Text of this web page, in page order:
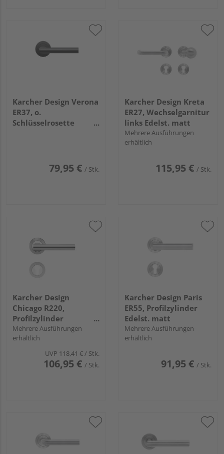
Karcher Design Verona
ER37, o.
Schlüsselrosette
79,95 € / Stk.
Karcher Design Kreta
ER27, Wechselgarnitur
links Edelst. matt
Mehrere Ausführungen
erhältlich
115,95 € / Stk.
Karcher Design
Chicago R220,
Profilzylinder
Chrom/Chrommatt
Mehrere Ausführungen
erhältlich
UVP 118,41 €/ Stk.
106,95 € / Stk.
Karcher Design Paris
ER55, Profilzylinder
Edelst. matt
Mehrere Ausführungen
erhältlich
91,95 € / Stk.